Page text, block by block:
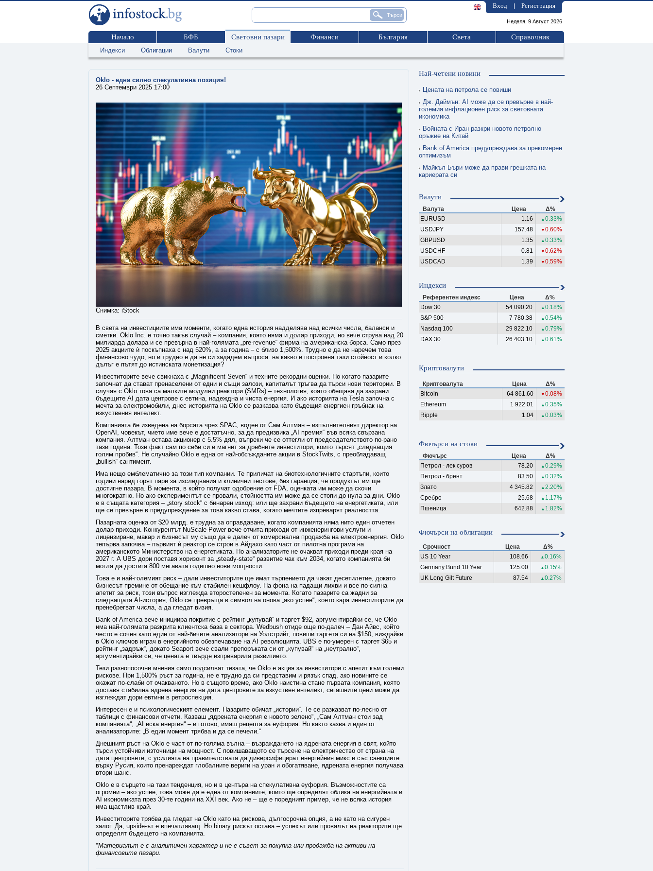
Вход Регистрация
Неделя, 9 Август 2026
Начало БФБ Световни пазари Финанси България Света Справочник
Индекси Облигации Валути Стоки
Oklo - една силно спекулативна позиция!
26 Септември 2025 17:00
Снимка: iStock
В света на инвестициите има моменти, когато една история надделява над всички числа, баланси и
сметки. Oklo Inc. е точно такъв случай – компания, която няма и долар приходи, но вече струва над 20
милиарда долара и се превърна в най-голямата „pre-revenue“ фирма на американска борса. Само през
2025 акциите ѝ поскъпнаха с над 520%, а за година – с близо 1,500%. Трудно е да не наречем това
финансово чудо, но и трудно е да не си зададем въпроса: на какво е построена тази стойност и колко
дълъг е пътят до истинската монетизация?
Инвеститорите вече свикнаха с „Magnificent Seven“ и техните рекордни оценки. Но когато пазарите
започнат да стават пренаселени от едни и същи залози, капиталът тръгва да търси нови територии. В
случая с Oklo това са малките модулни реактори (SMRs) – технология, която обещава да захрани
бъдещите AI дата центрове с евтина, надеждна и чиста енергия. И ако историята на Tesla започна с
мечта за електромобили, днес историята на Oklo се разказва като бъдещия енергиен гръбнак на
изкуствения интелект.
Компанията бе изведена на борсата чрез SPAC, воден от Сам Алтман – изпълнителният директор на
OpenAI, човекът, чието име вече е достатъчно, за да предизвика „AI премия“ във всяка свързана
компания. Алтман остава акционер с 5.5% дял, въпреки че се оттегли от председателството по-рано
тази година. Този факт сам по себе си е магнит за дребните инвеститори, които търсят „следващия
голям пробив“. Не случайно Oklo е една от най-обсъжданите акции в StockTwits, с преобладаващ
„bullish“ сантимент.
Има нещо емблематично за този тип компании. Те приличат на биотехнологичните стартъпи, които
години наред горят пари за изследвания и клинични тестове, без гаранция, че продуктът им ще
достигне пазара. В момента, в който получат одобрение от FDA, оценката им може да скочи
многократно. Но ако експериментът се провали, стойността им може да се стопи до нула за дни. Oklo
е в същата категория – „story stock“ с бинарен изход: или ще захрани бъдещето на енергетиката, или
ще се превърне в предупреждение за това какво става, когато мечтите изпреварят реалността.
Пазарната оценка от $20 млрд. е трудна за оправдаване, когато компанията няма нито един отчетен
долар приходи. Конкурентът NuScale Power вече отчита приходи от инженерингови услуги и
лицензиране, макар и бизнесът му също да е далеч от комерсиална продажба на електроенергия. Oklo
тепърва започва – първият ѝ реактор се строи в Айдахо като част от пилотна програма на
американското Министерство на енергетиката. Но анализаторите не очакват приходи преди края на
2027 г. А UBS дори поставя хоризонт за „steady-state“ развитие чак към 2034, когато компанията би
могла да достига 800 мегавата годишно нови мощности.
Това е и най-големият риск – дали инвеститорите ще имат търпението да чакат десетилетие, докато
бизнесът премине от обещание към стабилен кешфлоу. На фона на падащи лихви и все по-силна
апетит за риск, този въпрос изглежда второстепенен за момента. Когато пазарите са жадни за
следващата AI-история, Oklo се превръща в символ на онова „ако успее“, което кара инвеститорите да
пренебрегват числа, а да гледат визия.
Bank of America вече инициира покритие с рейтинг „купувай“ и таргет $92, аргументирайки се, че Oklo
има най-голямата разкрита клиентска база в сектора. Wedbush отиде още по-далеч – Дан Айвс, който
често е сочен като един от най-бичите анализатори на Уолстрийт, повиши таргета си на $150, виждайки
в Oklo ключов играч в енергийното обезпечаване на AI революцията. UBS е по-умерен с таргет $65 и
рейтинг „задръж“, докато Seaport вече свали препоръката си от „купувай“ на „неутрално“,
аргументирайки се, че цената е твърде изпреварила развитието.
Тези разнопосочни мнения само подсилват тезата, че Oklo е акция за инвеститори с апетит към големи
рискове. При 1,500% ръст за година, не е трудно да си представим и рязък спад, ако новините се
окажат по-слаби от очакваното. Но в същото време, ако Oklo наистина стане първата компания, която
доставя стабилна ядрена енергия на дата центровете за изкуствен интелект, сегашните цени може да
изглеждат дори евтини в ретроспекция.
Интересен е и психологическият елемент. Пазарите обичат „истории“. Те се разказват по-лесно от
таблици с финансови отчети. Казваш „ядрената енергия е новото зелено“, „Сам Алтман стои зад
компанията“, „AI иска енергия“ – и готово, имаш рецепта за еуфория. Но както казва и един от
анализаторите: „В един момент трябва и да се печели.“
Днешният ръст на Oklo е част от по-голяма вълна – възраждането на ядрената енергия в свят, който
търси устойчиви източници на мощност. С повишаващото се търсене на електричество от страна на
дата центровете, с усилията на правителствата да диверсифицират енергийния микс и със санкциите
върху Русия, които пренареждат глобалните вериги на уран и обогатяване, ядрената енергия получава
втори шанс.
Oklo е в сърцето на тази тенденция, но и в центъра на спекулативна еуфория. Възможностите са
огромни – ако успее, това може да е една от компаниите, които ще определят облика на енергийната и
AI икономиката през 30-те години на XXI век. Ако не – ще е поредният пример, че не всяка история
има щастлив край.
Инвеститорите трябва да гледат на Oklo като на рискова, дългосрочна опция, а не като на сигурен
залог. Да, upside-ът е впечатляващ. Но binary рискът остава – успехът или провалът на реакторите ще
определят бъдещето на компанията.
*Материалът е с аналитичен характер и не е съвет за покупка или продажба на активи на
финансовите пазари.
Най-четени новини
Цената на петрола се повиши
Дж. Даймън: AI може да се превърне в най-
големия инфлационен риск за световната
икономика
Войната с Иран разкри новото петролно
оръжие на Китай
Bank of America предупреждава за прекомерен
оптимизъм
Майкъл Бъри може да прави грешката на
кариерата си
Валути
Валута Цена
Δ%
EURUSD
1.16 ▲ 0.33%
USDJPY
157.48 ▼ 0.60%
GBPUSD
1.35 ▲ 0.33%
USDCHF
0.81 ▼ 0.62%
USDCAD
1.39 ▼ 0.59%
Индекси
Референтен индекс Цена
Δ%
Dow 30
54 090.20 ▲ 0.18%
S&P 500
7 780.38 ▲ 0.54%
Nasdaq 100
29 822.10 ▲ 0.79%
DAX 30
26 403.10 ▲ 0.61%
Криптовалути
Криптовалута Цена
Δ%
Bitcoin
64 861.60 ▼ 0.08%
Ethereum
1 922.01 ▲ 0.35%
Ripple
1.04 ▲ 0.03%
Фючърси на стоки
Фючърс Цена
Δ%
Петрол - лек суров
78.20 ▲ 0.29%
Петрол - брент
83.50 ▲ 0.32%
Злато
4 345.82 ▲ 2.20%
Сребро
25.68 ▲ 1.17%
Пшеница
642.88 ▲ 1.82%
Фючърси на облигации
Срочност Цена
Δ%
US 10 Year
108.66 ▲ 0.16%
Germany Bund 10 Year
125.00 ▲ 0.15%
UK Long Gilt Future
87.54 ▲ 0.27%